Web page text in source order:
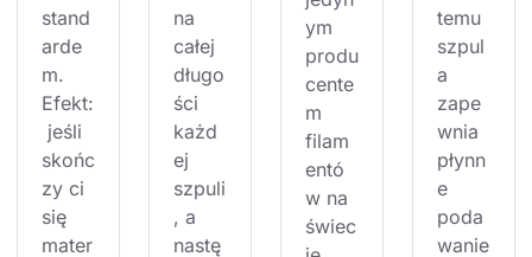
stand
arde
m.
Efekt:
jeśli
skońc
zy ci
się
mater
na
całej
długo
ści
każd
ej
szpuli
, a
nastę
ym
produ
cente
m
filam
entó
w na
świec
temu
szpul
a
zape
wnia
płynn
e
poda
wanie